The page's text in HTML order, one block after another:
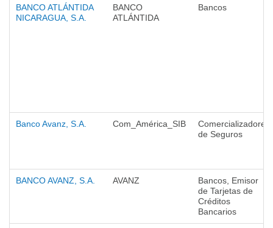
BANCO ATLÁNTIDA
NICARAGUA, S.A.
BANCO
ATLÁNTIDA
Bancos
Banco Avanz, S.A. Com_América_SIB
Comercializadores
de Seguros
BANCO AVANZ, S.A. AVANZ
Bancos, Emisor
de Tarjetas de
Créditos
Bancarios